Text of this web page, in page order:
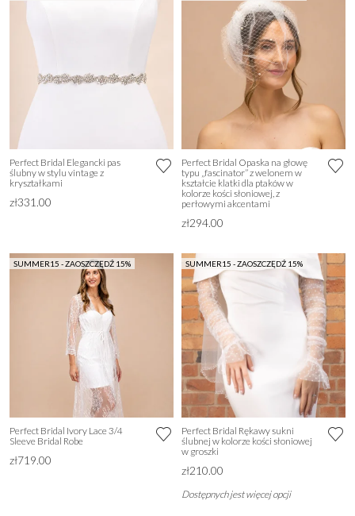
Perfect Bridal Elegancki pas
ślubny w stylu vintage z
kryształkami
zł331.00
Perfect Bridal Opaska na głowę
typu „fascinator” z welonem w
kształcie klatki dla ptaków w
kolorze kości słoniowej, z
perłowymi akcentami
zł294.00
SUMMER15 - ZAOSZCZĘDŹ 15%
Perfect Bridal Ivory Lace 3/4
Sleeve Bridal Robe
zł719.00
SUMMER15 - ZAOSZCZĘDŹ 15%
Perfect Bridal Rękawy sukni
ślubnej w kolorze kości słoniowej
w groszki
zł210.00
Dostępnych jest więcej opcji